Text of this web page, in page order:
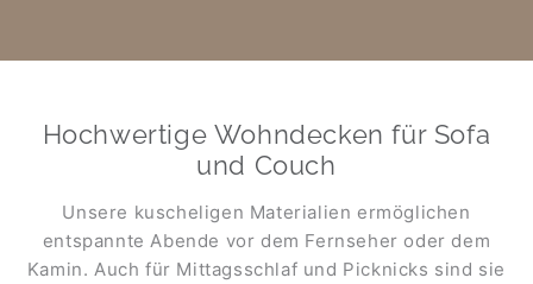
Hochwertige Wohndecken für Sofa
und Couch
Unsere kuscheligen Materialien ermöglichen
entspannte Abende vor dem Fernseher oder dem
Kamin. Auch für Mittagsschlaf und Picknicks sind sie